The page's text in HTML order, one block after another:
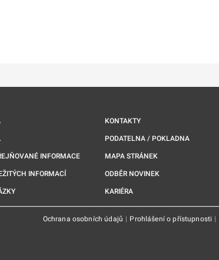
INFORMACE
INFORMACÍ
KONTAKTY
PODATELNA / POKLADNA
MAPA STRÁNEK
ODBĚR NOVINEK
KARIÉRA
Ochrana osobních údajů | Prohlášení o přístupnosti |